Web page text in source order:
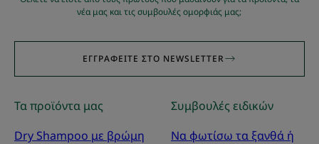
νέα μας και τις συμβουλές ομορφιάς μας;
ΕΓΓΡΑΦΕΊΤΕ ΣΤΟ NEWSLETTER
Τα προϊόντα μας
Dry Shampoo με βρώμη
Συμβουλές ειδικών
Να φωτίσω τα ξανθά ή